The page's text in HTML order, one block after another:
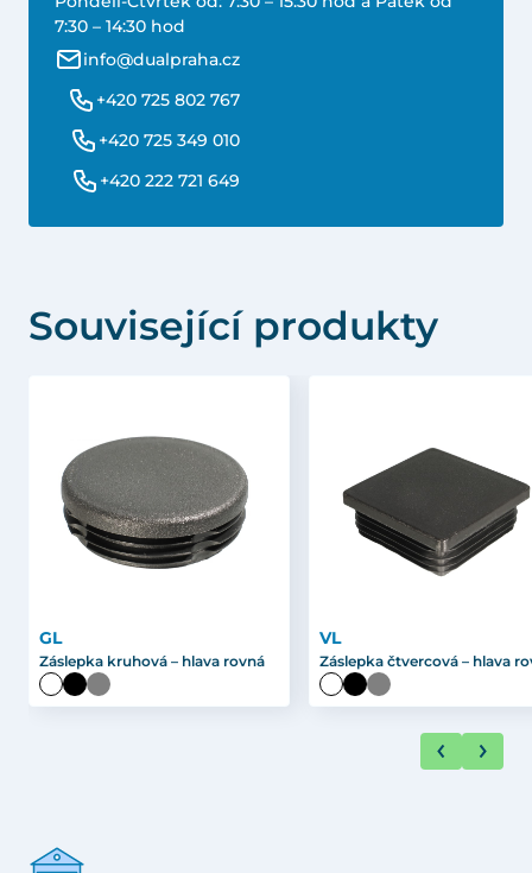
7:30 – 14:30 hod
info@dualpraha.cz
+420 725 802 767
+420 725 349 010
+420 222 721 649
Související produkty
GL
Záslepka kruhová – hlava rovná
VL
Záslepka čtvercová – hlava